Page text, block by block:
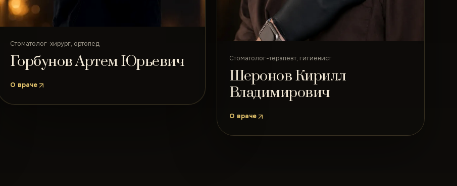
Стоматолог-хирург, ортопед
Горбунов Артем Юрьевич
О враче
Стоматолог-терапевт, гигиенист
Шеронов Кирилл
Владимирович
О враче